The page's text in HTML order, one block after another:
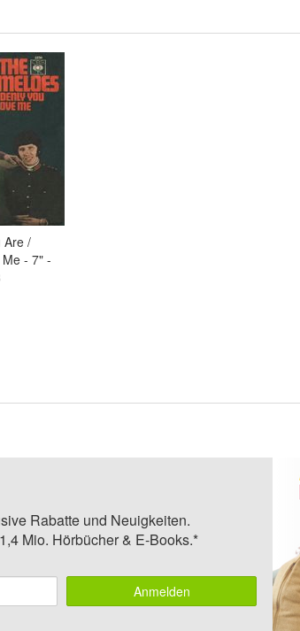
Are /
- 7" -
Rabatte und Neuigkeiten.
Mio. Hörbücher & E-Books.*
Anmelden